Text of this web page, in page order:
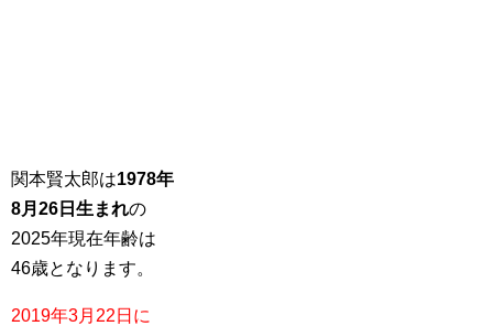
関本賢太郎は1978年
8月26日生まれの
2025年現在年齢は
46歳となります。
2019年3月22日に